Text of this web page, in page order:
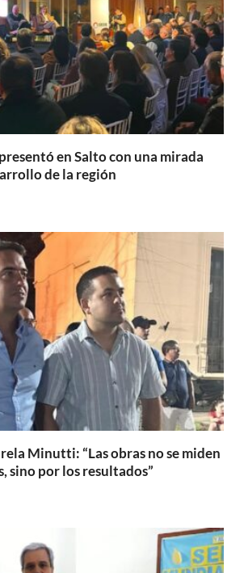
en Salto con una mirada
de la región
Minutti: “Las obras no se miden
sino por los resultados”